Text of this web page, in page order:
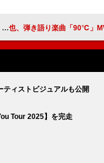
川崎鷹也、弾き語り楽曲「90℃
ィストビジュアルも公開
Tour 2025】を完走